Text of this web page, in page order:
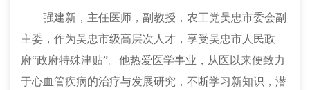
强建新，主任医师，副教授，农工党吴忠市委会副
主委，作为吴忠市级高层次人才，享受吴忠市人民政
府“政府特殊津贴”。他热爱医学事业，从医以来便致力
于心血管疾病的治疗与发展研究，不断学习新知识，潜